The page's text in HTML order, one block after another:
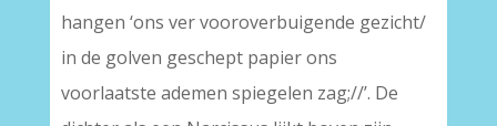
hangen ‘ons ver vooroverbuigende gezicht/
in de golven geschept papier ons
voorlaatste ademen spiegelen zag;//’. De